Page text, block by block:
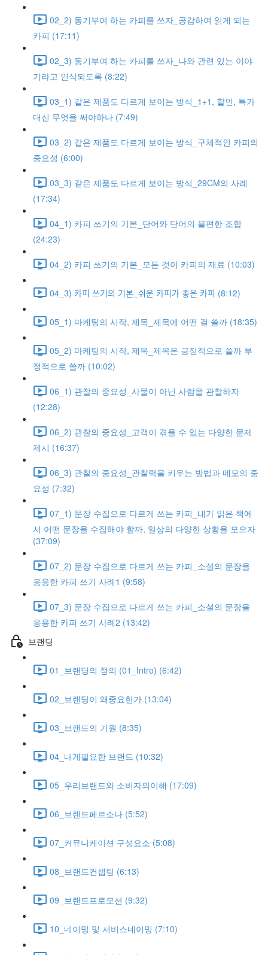
02_2) 동기부여 하는 카피를 쓰자_공감하여 읽게 되는
카피 (17:11)
02_3) 동기부여 하는 카피를 쓰자_나와 관련 있는 이야
기라고 인식되도록 (8:22)
03_1) 같은 제품도 다르게 보이는 방식_1+1, 할인, 특가
대신 무엇을 써야하나 (7:49)
03_2) 같은 제품도 다르게 보이는 방식_구체적인 카피의
중요성 (6:00)
03_3) 같은 제품도 다르게 보이는 방식_29CM의 사례
(17:34)
04_1) 카피 쓰기의 기본_단어와 단어의 불편한 조합
(24:23)
04_2) 카피 쓰기의 기본_모든 것이 카피의 재료 (10:03)
04_3) 카피 쓰기의 기본_쉬운 카피가 좋은 카피 (8:12)
05_1) 마케팅의 시작, 제목_제목에 어떤 걸 쓸까 (18:35)
05_2) 마케팅의 시작, 제목_제목은 긍정적으로 쓸까 부
정적으로 쓸까 (10:02)
06_1) 관찰의 중요성_사물이 아닌 사람을 관찰하자
(12:28)
06_2) 관찰의 중요성_고객이 겪을 수 있는 다양한 문제
제시 (16:37)
06_3) 관찰의 중요성_관찰력을 키우는 방법과 메모의 중
요성 (7:32)
07_1) 문장 수집으로 다르게 쓰는 카피_내가 읽은 책에
서 어떤 문장을 수집해야 할까, 일상의 다양한 상황을 모으자
(37:09)
07_2) 문장 수집으로 다르게 쓰는 카피_소설의 문장을
응용한 카피 쓰기 사례1 (9:58)
07_3) 문장 수집으로 다르게 쓰는 카피_소설의 문장을
응용한 카피 쓰기 사례2 (13:42)
브랜딩
01_브랜딩의 정의 (01_Intro) (6:42)
02_브랜딩이 왜중요한가 (13:04)
03_브랜드의 기원 (8:35)
04_내게필요한 브랜드 (10:32)
05_우리브랜드와 소비자의이해 (17:09)
06_브랜드페르소나 (5:52)
07_커뮤니케이션 구성요소 (5:08)
08_브랜드컨셉팅 (6:13)
09_브랜드프로모션 (9:32)
10_네이밍 및 서비스네이밍 (7:10)